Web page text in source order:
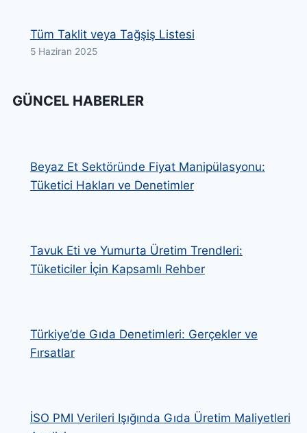
Tüm Taklit veya Tağşiş Listesi
5 Haziran 2025
GÜNCEL HABERLER
Beyaz Et Sektöründe Fiyat Manipülasyonu:
Tüketici Hakları ve Denetimler
Tavuk Eti ve Yumurta Üretim Trendleri:
Tüketiciler İçin Kapsamlı Rehber
Türkiye’de Gıda Denetimleri: Gerçekler ve
Fırsatlar
İSO PMI Verileri Işığında Gıda Üretim Maliyetleri